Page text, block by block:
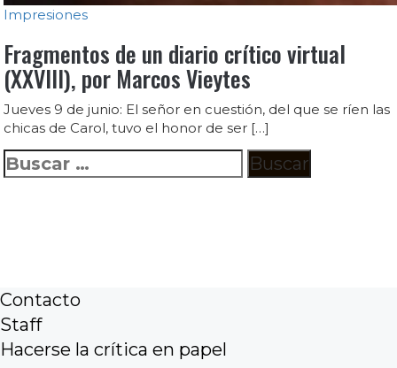
Impresiones
Fragmentos de un diario crítico virtual
(XXVIII), por Marcos Vieytes
Jueves 9 de junio: El señor en cuestión, del que se ríen las
chicas de Carol, tuvo el honor de ser […]
Buscar:
Contacto
Staff
Hacerse la crítica en papel